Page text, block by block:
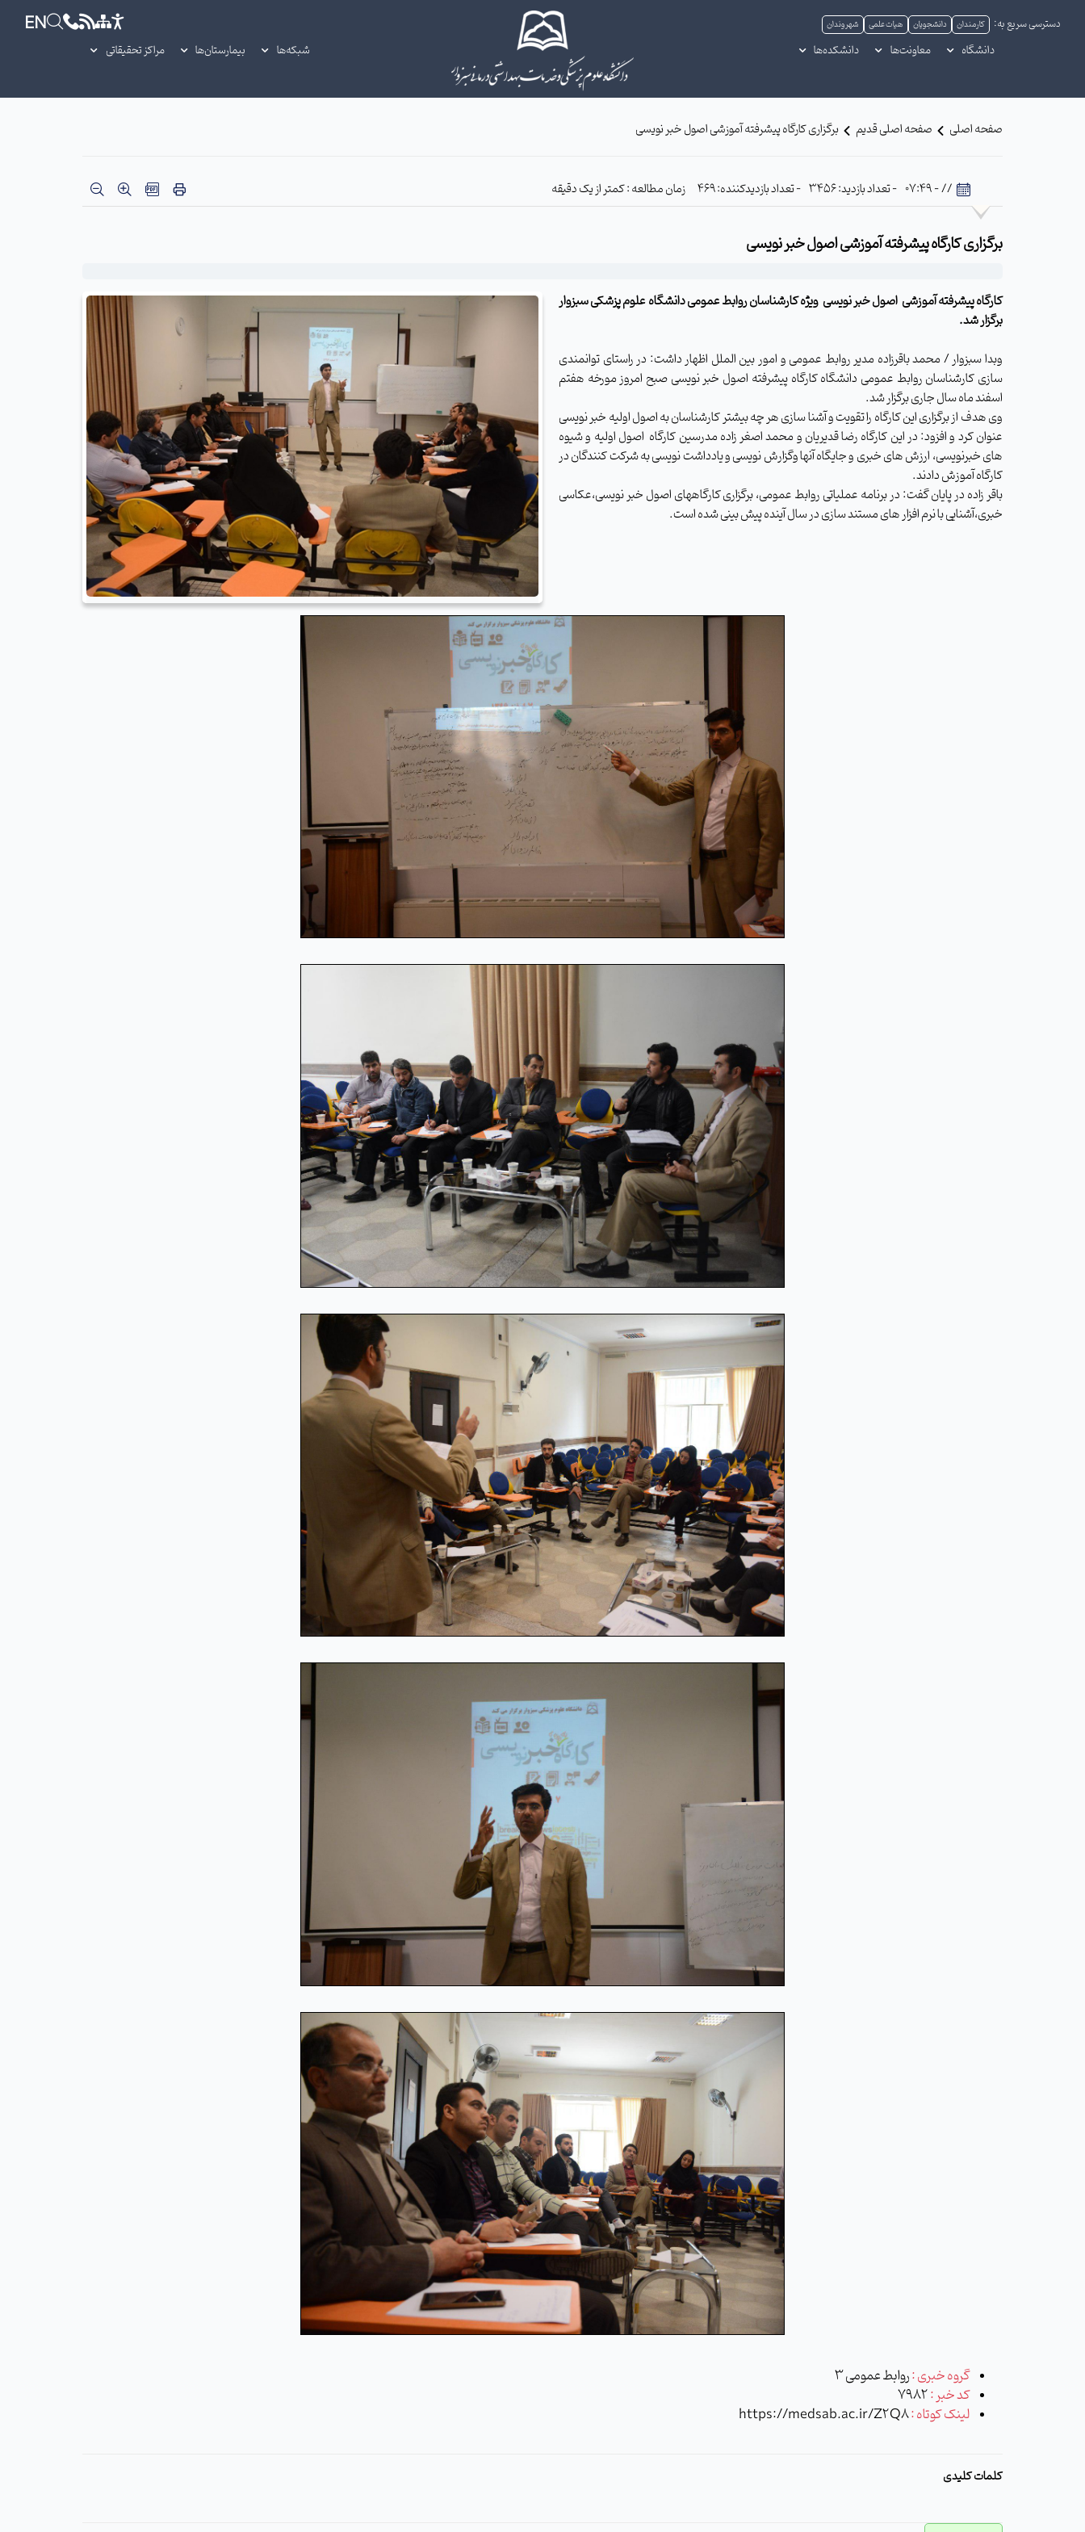
دسترسی سریع به: کارمندان دانشجویان هیات علمی شهروندان EN
دانشگاه معاونت‌ها دانشکده‌ها شبکه‌ها بیمارستان‌ها مراکز تحقیقاتی
صفحه اصلی صفحه اصلی قدیم برگزاری کارگاه پیشرفته آموزشی اصول خبر نویسی
// - 07:49 - تعداد بازدید: 3456 - تعداد بازدیدکننده: 469 زمان مطالعه : کمتر از یک دقیقه
برگزاری کارگاه پیشرفته آموزشی اصول خبر نویسی
کارگاه پیشرفته آموزشی اصول خبر نویسی ویژه کارشناسان روابط عمومی دانشگاه علوم پزشکی سبزوار
برگزار شد.
وبدا سبزوار / محمد باقرزاده مدیر روابط عمومی و امور بین الملل اظهار داشت: در راستای توانمندی
سازی کارشناسان روابط عمومی دانشگاه کارگاه پیشرفته اصول خبر نویسی صبح امروز مورخه هفتم
اسفند ماه سال جاری برگزار شد.
وی هدف از برگزاری این کارگاه را تقویت و آشنا سازی هر چه بیشتر کارشناسان به اصول اولیه خبر نویسی
عنوان کرد و افزود: در این کارگاه رضا قدیریان و محمد اصغر زاده مدرسین کارگاه اصول اولیه و شیوه
های خبرنویسی، ارزش های خبری و جایگاه آنها وگزارش نویسی و یادداشت نویسی به شرکت کنندگان در
کارگاه آموزش دادند.
باقر زاده در پایان گفت: در برنامه عملیاتی روابط عمومی، برگزاری کارگاههای اصول خبر نویسی،عکاسی
خبری،آشنایی با نرم افزار های مستند سازی در سال آینده پیش بینی شده است.
گروه خبری :روابط عمومی 3
کد خبر :7982
لینک کوتاه : https://medsab.ac.ir/Z2Q8
کلمات کلیدی